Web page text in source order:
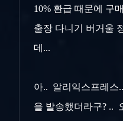
10% 환급 때문에 구
출장 다니기 버거울
데...
아.. 알리익스프레스
을 발송했더라구? ..